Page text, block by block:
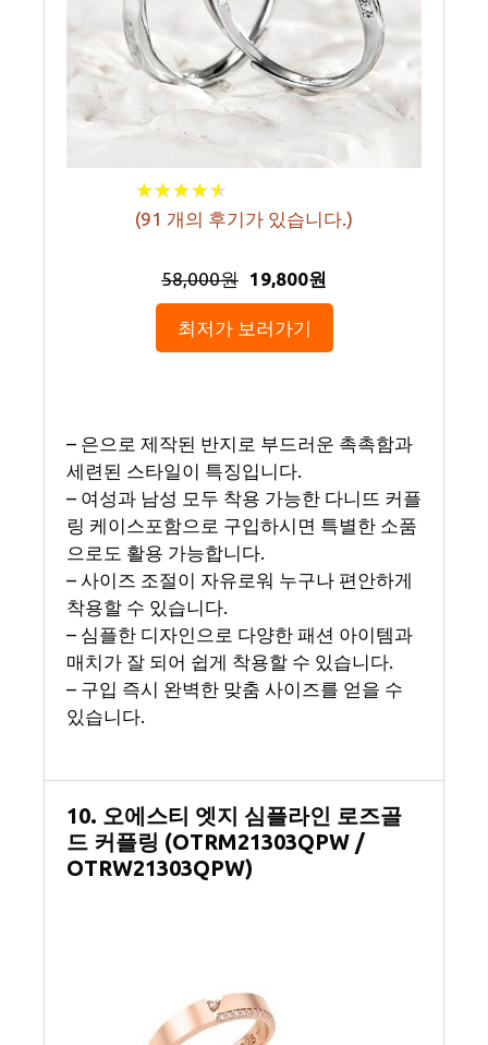
★★★★★
★★★★★
(91 개의 후기가 있습니다.)
58,000원 19,800원
최저가 보러가기
– 은으로 제작된 반지로 부드러운 촉촉함과
세련된 스타일이 특징입니다.
– 여성과 남성 모두 착용 가능한 다니뜨 커플
링 케이스포함으로 구입하시면 특별한 소품
으로도 활용 가능합니다.
– 사이즈 조절이 자유로워 누구나 편안하게
착용할 수 있습니다.
– 심플한 디자인으로 다양한 패션 아이템과
매치가 잘 되어 쉽게 착용할 수 있습니다.
– 구입 즉시 완벽한 맞춤 사이즈를 얻을 수
있습니다.
10. 오에스티 엣지 심플라인 로즈골
드 커플링 (OTRM21303QPW /
OTRW21303QPW)